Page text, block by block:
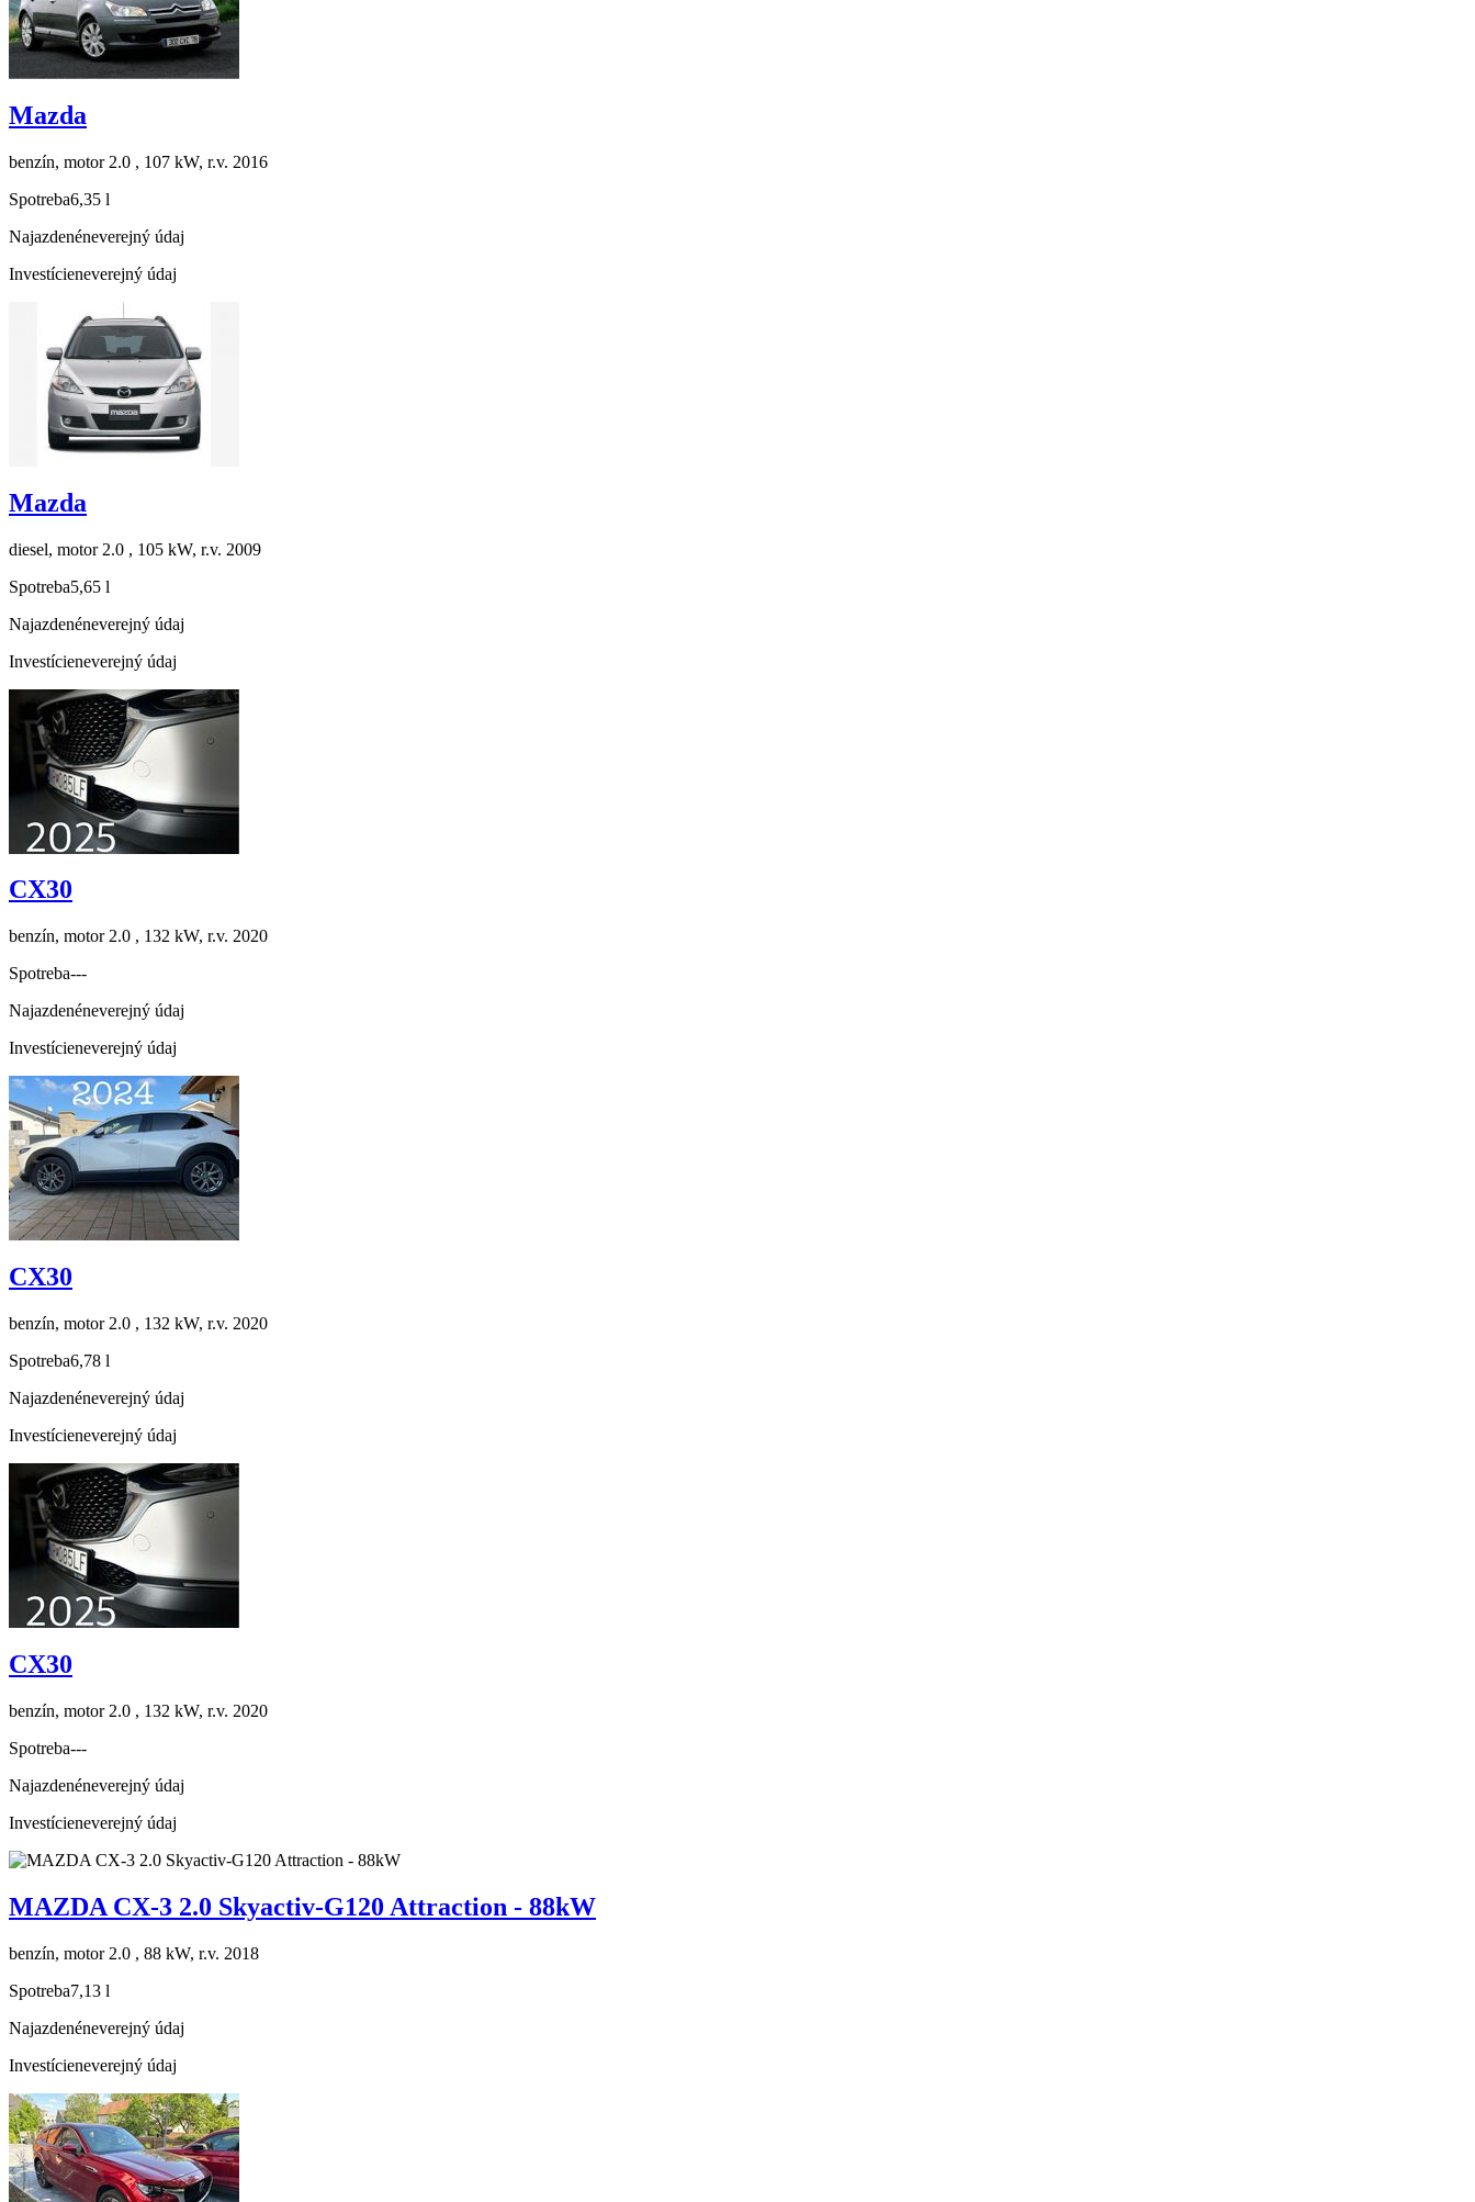
Mazda
benzín, motor 2.0 , 107 kW, r.v. 2016
Spotreba6,35 l
Najazdenéneverejný údaj
Investícieneverejný údaj
Mazda
diesel, motor 2.0 , 105 kW, r.v. 2009
Spotreba5,65 l
Najazdenéneverejný údaj
Investícieneverejný údaj
CX30
benzín, motor 2.0 , 132 kW, r.v. 2020
Spotreba---
Najazdenéneverejný údaj
Investícieneverejný údaj
CX30
benzín, motor 2.0 , 132 kW, r.v. 2020
Spotreba6,78 l
Najazdenéneverejný údaj
Investícieneverejný údaj
CX30
benzín, motor 2.0 , 132 kW, r.v. 2020
Spotreba---
Najazdenéneverejný údaj
Investícieneverejný údaj
MAZDA CX-3 2.0 Skyactiv-G120 Attraction - 88kW
benzín, motor 2.0 , 88 kW, r.v. 2018
Spotreba7,13 l
Najazdenéneverejný údaj
Investícieneverejný údaj